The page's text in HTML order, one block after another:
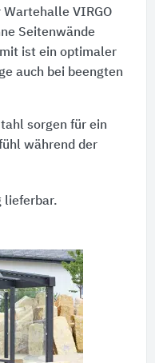
VIRGO
Seitenwände
ist ein optimaler
auch bei beengten
sorgen für ein
während der
lieferbar.